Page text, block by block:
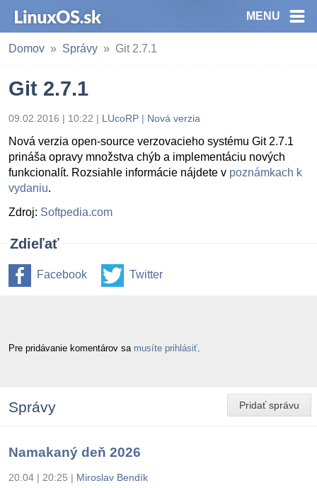
MENU
Domov Správy Git 2.7.1
Git 2.7.1
09.02.2016 | 10:22 | LUcoRP | Nová verzia
Nová verzia open-source verzovacieho systému Git 2.7.1
prináša opravy množstva chýb a implementáciu nových
funkcionalít. Rozsiahle informácie nájdete v poznámkach k
vydaniu.
Zdroj: Softpedia.com
Zdieľať
Facebook Twitter
Pre pridávanie komentárov sa musíte prihlásiť
Pridať správu
Správy
Namakaný deň 2026
20.04 | 20:25 | Miroslav Bendík